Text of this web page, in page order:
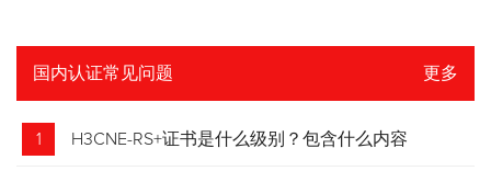
国内认证常见问题 更多
1 H3CNE-RS+证书是什么级别？包含什么内容